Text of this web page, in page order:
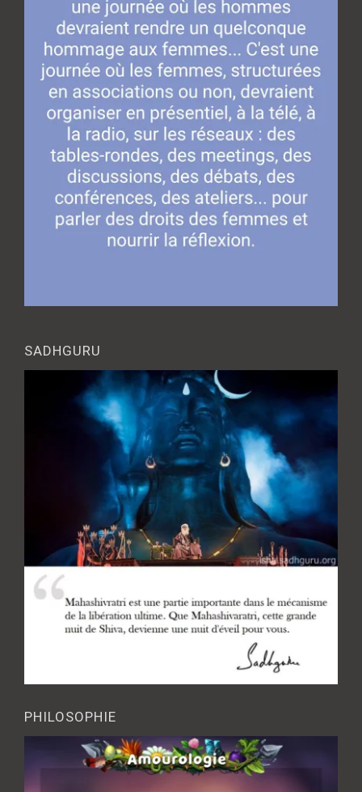
SADHGURU
PHILOSOPHIE